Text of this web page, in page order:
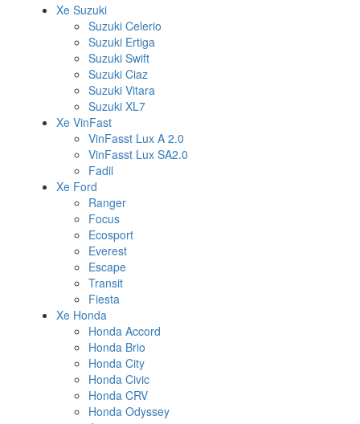
Xe Suzuki
Suzuki Celerio
Suzuki Ertiga
Suzuki Swift
Suzuki Ciaz
Suzuki Vitara
Suzuki XL7
Xe VinFast
VinFasst Lux A 2.0
VinFasst Lux SA2.0
Fadil
Xe Ford
Ranger
Focus
Ecosport
Everest
Escape
Transit
Fiesta
Xe Honda
Honda Accord
Honda Brio
Honda City
Honda Civic
Honda CRV
Honda Odyssey